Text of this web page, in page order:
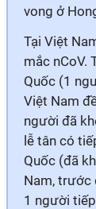
vong ở
Tại Việt
mắc nCoV.
Quốc (1
Việt Nam
người đã
lễ tân có
Quốc (đã
Nam, trước
1 người